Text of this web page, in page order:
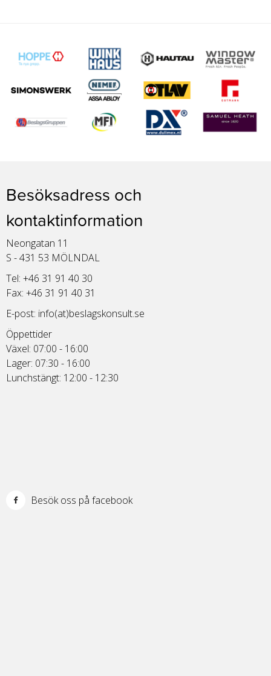
Besöksadress och
kontaktinformation
Neongatan 11
S - 431 53 MÖLNDAL
Tel: +46 31 91 40 30
Fax: +46 31 91 40 31
E-post: info(at)beslagskonsult.se
Öppettider
Växel: 07:00 - 16:00
Lager: 07:30 - 16:00
Lunchstängt: 12:00 - 12:30
Besök oss på facebook